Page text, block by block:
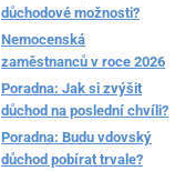
důchodové možnosti?
Nemocenská
zaměstnanců v roce 2026
Poradna: Jak si zvýšit
důchod na poslední chvíli?
Poradna: Budu vdovský
důchod pobírat trvale?